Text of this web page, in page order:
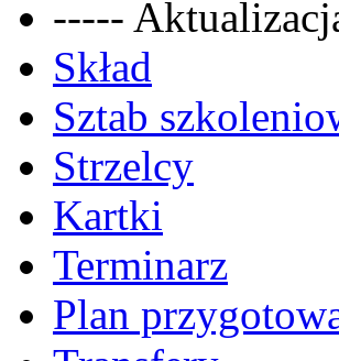
-----
Skład
Sztab
Strzelcy
Kartki
Terminarz
Plan